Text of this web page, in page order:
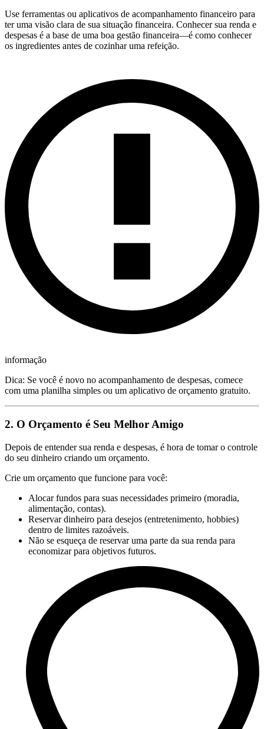
Use ferramentas ou aplicativos de acompanhamento financeiro para
ter uma visão clara de sua situação financeira. Conhecer sua renda e
despesas é a base de uma boa gestão financeira—é como conhecer
os ingredientes antes de cozinhar uma refeição.
informação
Dica: Se você é novo no acompanhamento de despesas, comece
com uma planilha simples ou um aplicativo de orçamento gratuito.
2. O Orçamento é Seu Melhor Amigo
Depois de entender sua renda e despesas, é hora de tomar o controle
do seu dinheiro criando um orçamento.
Crie um orçamento que funcione para você:
Alocar fundos para suas necessidades primeiro (moradia,
alimentação, contas).
Reservar dinheiro para desejos (entretenimento, hobbies)
dentro de limites razoáveis.
Não se esqueça de reservar uma parte da sua renda para
economizar para objetivos futuros.